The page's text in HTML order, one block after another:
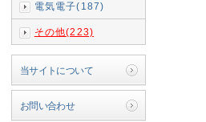
電気電子(187)
その他(223)
当サイトについて
お問い合わせ